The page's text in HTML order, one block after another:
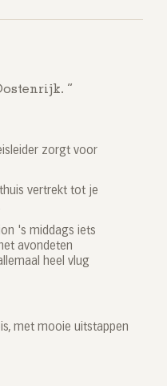
zorgt voor
vertrekt tot je
's middags iets
avondeten
heel vlug
met mooie uitstappen